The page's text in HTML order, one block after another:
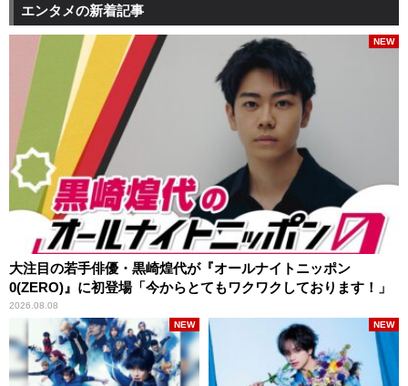
エンタメの新着記事
大注目の若手俳優・黒崎煌代が『オールナイトニッポン
0(ZERO)』に初登場「今からとてもワクワクしております！」
2026.08.08
NEW
NEW NEW